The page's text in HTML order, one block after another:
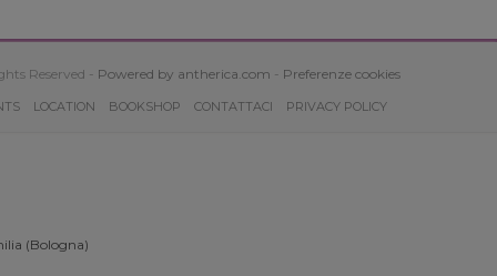
Reserved - Powered by antherica.com - Preferenze cookies
LOCATION BOOKSHOP CONTATTACI PRIVACY POLICY
(Bologna)